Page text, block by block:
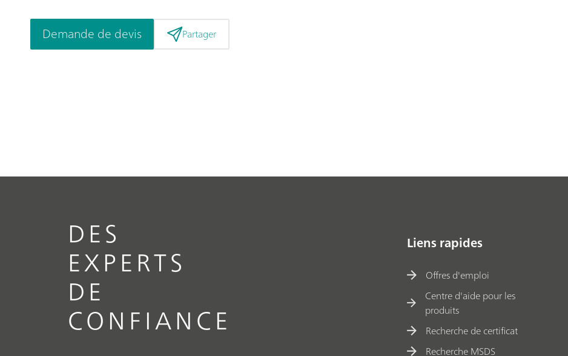
Demande de devis Partager
DES
EXPERTS
DE
CONFIANCE
Liens rapides
Offres d'emploi
Centre d'aide pour les
produits
Recherche de certificat
Recherche MSDS